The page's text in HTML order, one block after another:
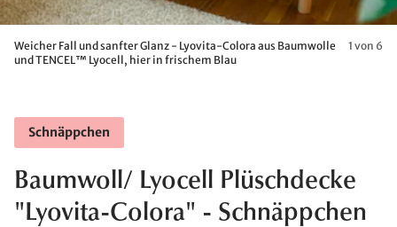
Weicher Fall und sanfter Glanz - Lyovita-Colora aus Baumwolle
und TENCEL™ Lyocell, hier in frischem Blau
1 von 6
Schnäppchen
Baumwoll/ Lyocell Plüschdecke
"Lyovita-Colora" - Schnäppchen